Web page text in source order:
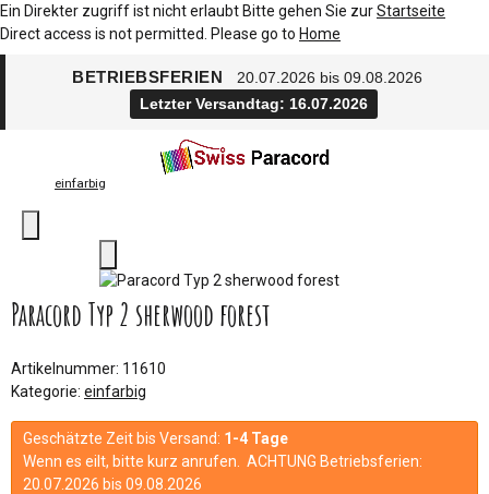
Ein Direkter zugriff ist nicht erlaubt Bitte gehen Sie zurStartseite
Direct access is not permitted. Please go to Home
BETRIEBSFERIEN
20.07.2026 bis 09.08.2026
Letzter Versandtag: 16.07.2026
einfarbig
Paracord Typ 2 sherwood forest
Artikelnummer: 11610
Kategorie: einfarbig
Geschätzte Zeit bis Versand: 1-4 Tage
Wenn es eilt, bitte kurz anrufen. ACHTUNG Betriebsferien:
20.07.2026 bis 09.08.2026